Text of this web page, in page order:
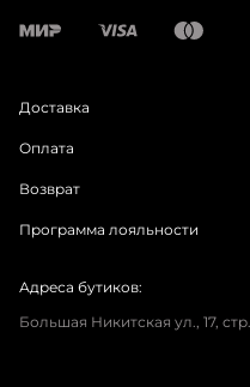
Доставка
Оплата
Возврат
Программа лояльности
Адреса бутиков:
Большая Никитская ул., 17, стр.